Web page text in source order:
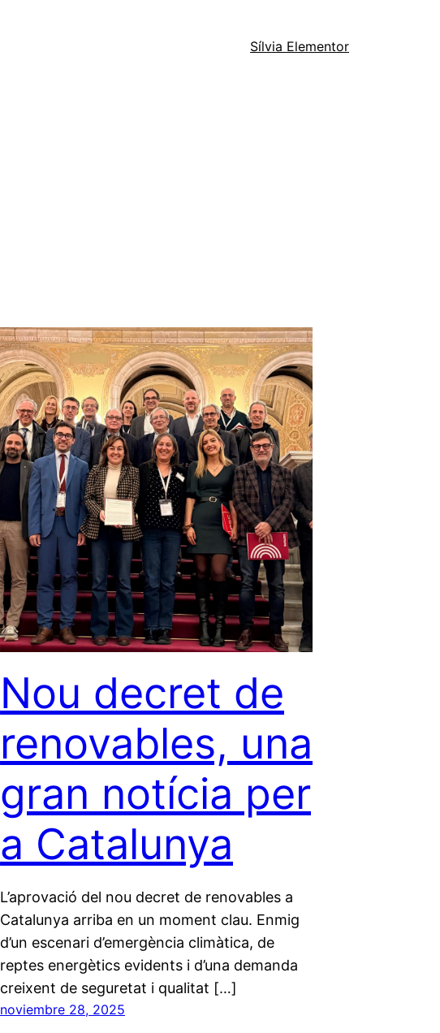
Sílvia Elementor
Nou decret de
renovables, una
gran notícia per
a Catalunya
L’aprovació del nou decret de renovables a
Catalunya arriba en un moment clau. Enmig
d’un escenari d’emergència climàtica, de
reptes energètics evidents i d’una demanda
creixent de seguretat i qualitat […]
noviembre 28, 2025